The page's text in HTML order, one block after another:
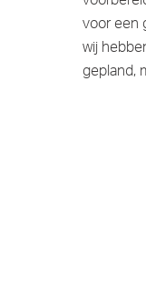
voor een
wij
gepland,